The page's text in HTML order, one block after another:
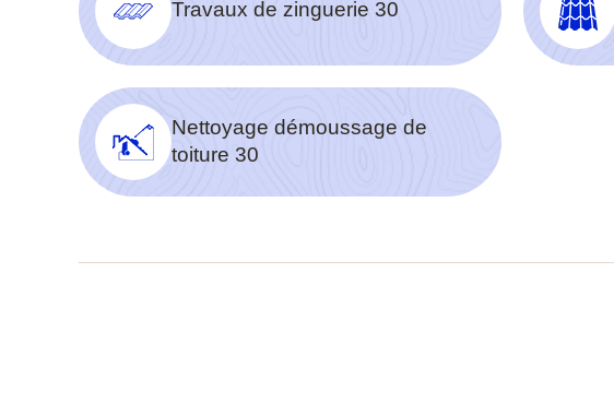
Travaux de zinguerie 30
Nettoyage démoussage de
toiture 30